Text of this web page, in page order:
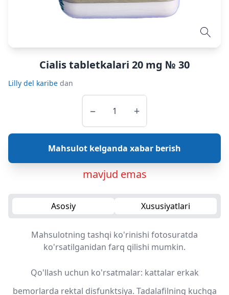
Cialis tabletkalari 20 mg № 30
Lilly del karibe dan
− +
Mahsulot kelganda xabar berish
mavjud emas
Asosiy Xususiyatlari
Mahsulotning tashqi ko'rinishi fotosuratda
ko'rsatilganidan farq qilishi mumkin.
Qo'llash uchun ko'rsatmalar: kattalar erkak
bemorlarda rektal disfunktsiya. Tadalafilning kuchga